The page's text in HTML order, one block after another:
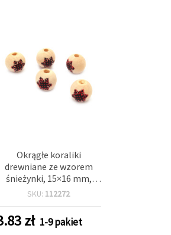
Okrągłe koraliki
drewniane ze wzorem
śnieżynki, 15×16 mm,
otwór 4 mm – naturalne
SKU: 112272
zł 1-9 pakiet